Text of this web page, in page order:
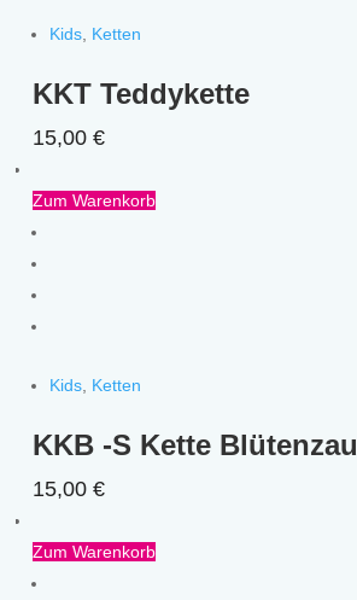
Kids Ketten
KKT Teddykette
15,00€
Zum Warenkorb
Kids Ketten
KKB -S Kette
15,00€
Zum Warenkorb